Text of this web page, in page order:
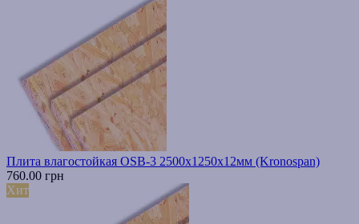
Плита влагостойкая OSB-3 2500х1250х12мм (Kronospan)
760.00 грн
Хит